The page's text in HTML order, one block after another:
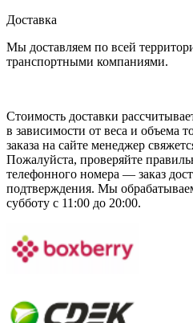
Доставка
Мы доставляем по всей
транспортными компаниями.
Стоимость доставки
в зависимости от веса и объема
заказа на сайте менеджер
Пожалуйста, проверяйте
телефонного номера — заказ
подтверждения. Мы
субботу с 11:00 до 20:00.